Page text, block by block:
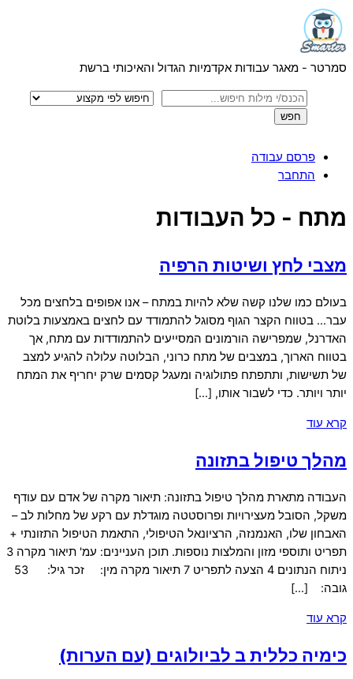
Skip
to
content
Menu
סמרטר - מאגר עבודות אקדמיות הגדול והאיכותי ברשת
פרסם עבודה
התחבר
Menu
מתח - כל העבודות
מצבי לחץ ושיטות הרפיה
בעולם כמו שלנו קשה שלא להיות במתח – אנו אפופים בלחצים מכל
עבר… בטווח הקצר הגוף מסוגל להתמודד עם לחצים באמצעות בלוטת
האדרנל, שמפרישה הורמונים המסייעים להתמודדות עם מתח, אך
בטווח הארוך, במצבים של מתח כרוני, הבלוטה עלולה להגיע למצב
של תשישות, ותתפתח פתולוגיה ומעגל קסמים שרק יחריף את המתח
יותר ויותר. כדי לשבור אותו, […]
קרא עוד
מהלך טיפול בתזונה
העבודה מתארת מהלך טיפול בתזונה: תיאור מקרה של אדם עם עודף
משקל, הסובל מעצירויות ופרוסטטה מוגדלת עם רקע של מחלות לב –
האבחון שלו, האנמנזה, הרציונאל הטיפולי, התאמת הטיפול התזונתי +
תפריט ותוספי מזון והמלצות נוספות. תוכן העניינים: עמ' תיאור מקרה 3
ניתוח הנתונים 4 הצעה לתפריט 7 תיאור מקרה מין: זכר גיל: 53
גובה: […]
קרא עוד
כימיה כללית ב לביולוגים (עם הערות)